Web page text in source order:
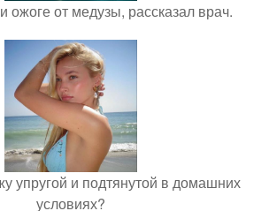
ожоге от медузы, рассказал врач.
упругой и подтянутой в домашних
условиях?